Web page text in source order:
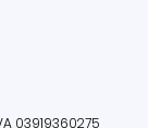
03919360275